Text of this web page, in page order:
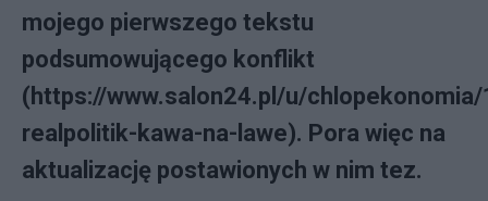
mojego pierwszego tekstu
podsumowującego konflikt
(https://www.salon24.pl/u/
realpolitik-kawa-na-lawe). Pora więc na
aktualizację postawionych w nim tez.